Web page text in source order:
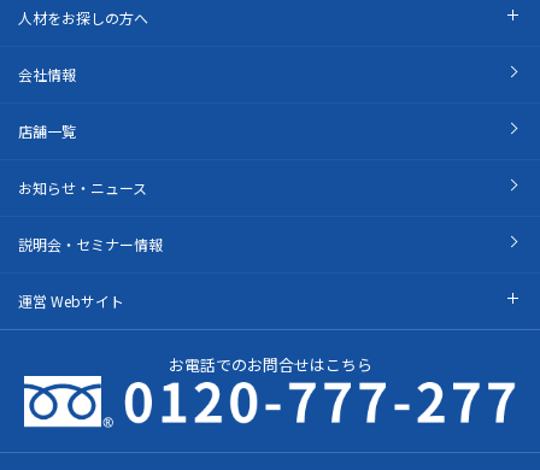
人材をお探しの方へ
会社情報
店舗一覧
お知らせ・ニュース
説明会・セミナー情報
運営 Webサイト
お電話でのお問合せはこちら